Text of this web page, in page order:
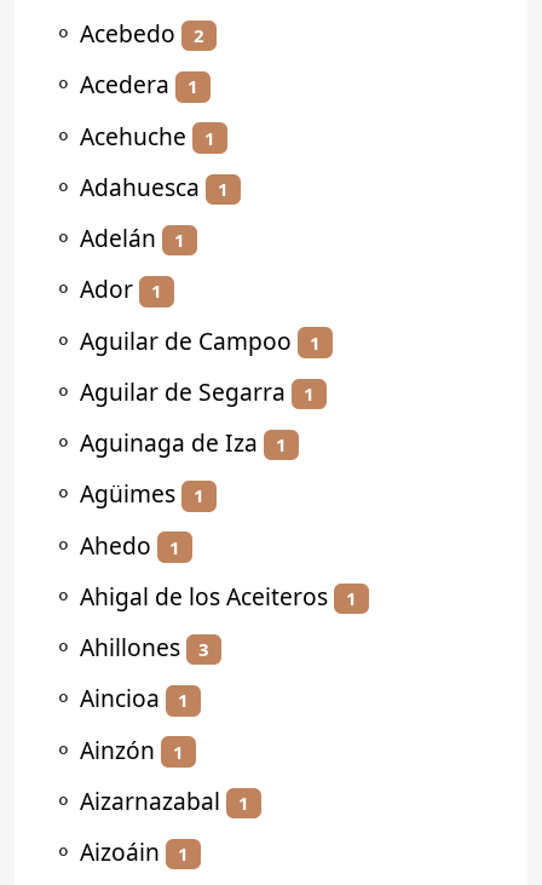
⚬ Acebedo 2
⚬ Acedera 1
⚬ Acehuche 1
⚬ Adahuesca 1
⚬ Adelán 1
⚬ Ador 1
⚬ Aguilar de Campoo 1
⚬ Aguilar de Segarra 1
⚬ Aguinaga de Iza 1
⚬ Agüimes 1
⚬ Ahedo 1
⚬ Ahigal de los Aceiteros 1
⚬ Ahillones 3
⚬ Aincioa 1
⚬ Ainzón 1
⚬ Aizarnazabal 1
⚬ Aizoáin 1